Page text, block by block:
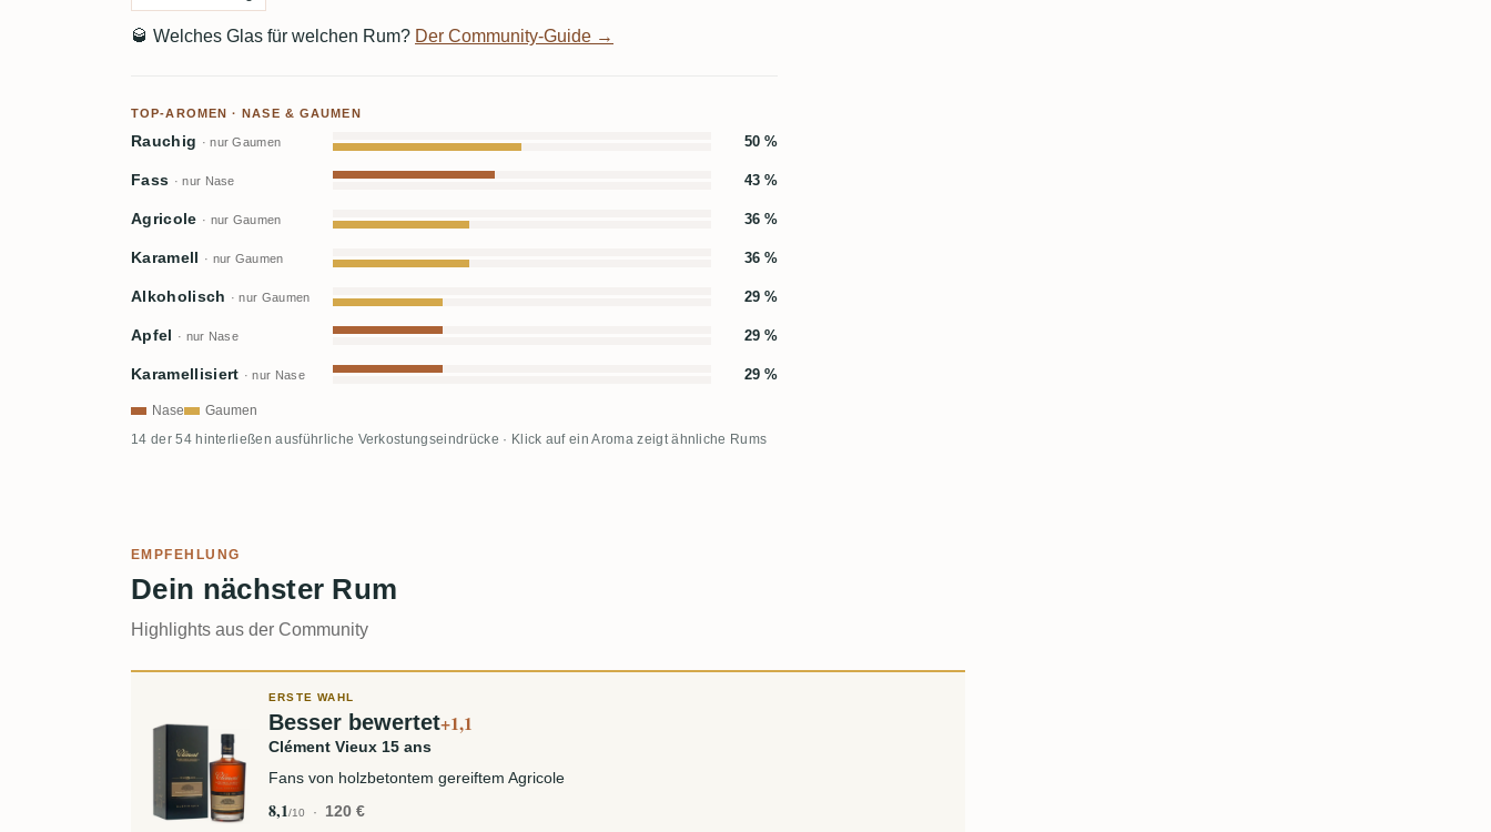
🥃 Welches Glas für welchen Rum? Der Community-Guide →
TOP-AROMEN · NASE & GAUMEN
Rauchig · nur Gaumen 50 %
Fass · nur Nase 43 %
Agricole · nur Gaumen 36 %
Karamell · nur Gaumen 36 %
Alkoholisch · nur Gaumen 29 %
Apfel · nur Nase 29 %
Karamellisiert · nur Nase 29 %
Nase Gaumen
14 der 54 hinterließen ausführliche Verkostungseindrücke · Klick auf ein Aroma zeigt ähnliche Rums
EMPFEHLUNG
Dein nächster Rum
Highlights aus der Community
ERSTE WAHL
Besser bewertet+1,1
Clément Vieux 15 ans
Fans von holzbetontem gereiftem Agricole
8,1/10
120 €